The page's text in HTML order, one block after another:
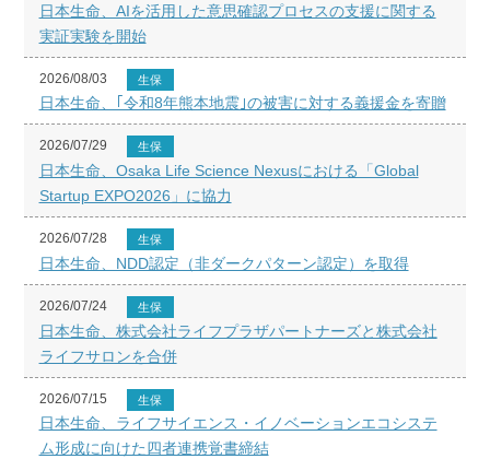
日本生命、AIを活用した意思確認プロセスの支援に関する
実証実験を開始
2026/08/03 生保
日本生命、｢令和8年熊本地震｣の被害に対する義援金を寄贈
2026/07/29 生保
日本生命、Osaka Life Science Nexusにおける「Global
Startup EXPO2026」に協力
2026/07/28 生保
日本生命、NDD認定（非ダークパターン認定）を取得
2026/07/24 生保
日本生命、株式会社ライフプラザパートナーズと株式会社
ライフサロンを合併
2026/07/15 生保
日本生命、ライフサイエンス・イノベーションエコシステ
ム形成に向けた四者連携覚書締結